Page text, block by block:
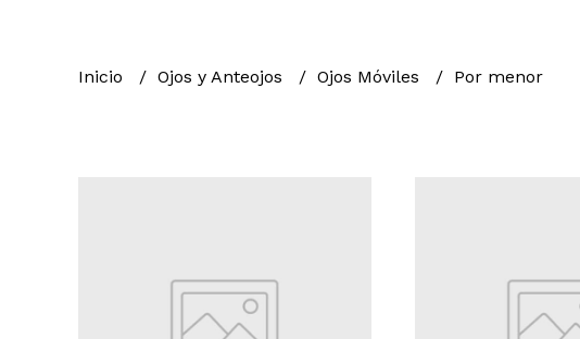
Inicio Ojos y Anteojos Ojos Móviles Por menor